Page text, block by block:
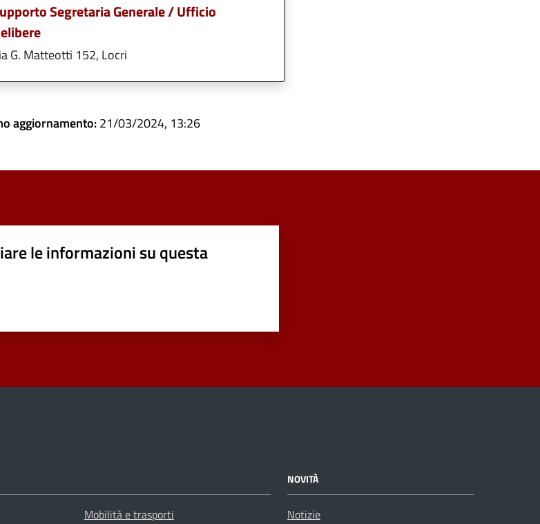
Segretaria Generale / Ufficio
G. Matteotti 152, Locri
aggiornamento:21/03/2024, 13:26
le informazioni su questa
Mobilità e trasporti
NOVITÀ
Notizie